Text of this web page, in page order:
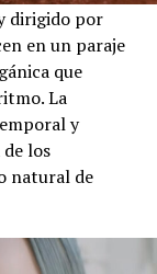
dirigido por
en un paraje
que
La
y
los
natural de